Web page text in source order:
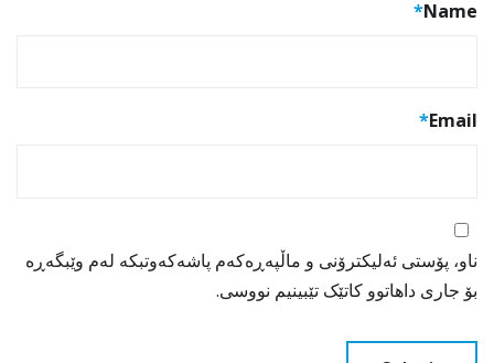
Name
*
Email
*
ناو، پۆستی ئەلیکترۆنی و ماڵپەڕەکەم پاشەکەوتبکە لەم وێبگەڕە
بۆ جاری داهاتوو کاتێک تێبینیم نووسی.